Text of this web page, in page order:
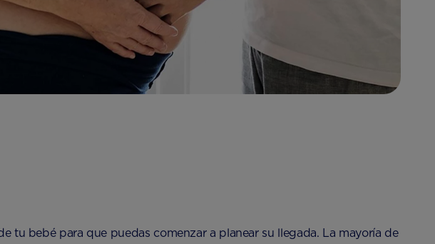
tu bebé para que puedas comenzar a planear su llegada. La mayoría de